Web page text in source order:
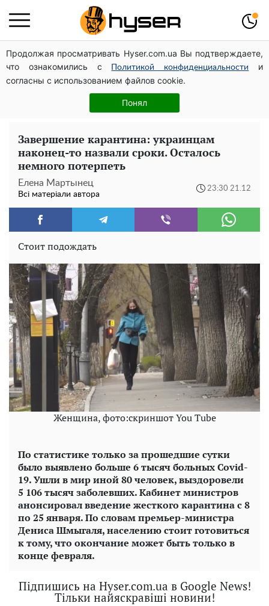
Продолжая просматривать Hyser.com.ua Вы подтверждаете,
что ознакомились с
Политикой конфиденциальности
и
согласны с использованием файлов cookie.
Понял
Гола Олена Тополя у цікавих позах змусила відвисати
щелепи: злив відео – було лише початком
Весь секрет в одній таблетці аспірину: рецепт хрумкої
та соковитої капусти на зиму. Навіть п'яти банок вам
Завершение карантина: украинцам
наконец-то назвали сроки. Осталось
немного потерпеть
Елена Мартынец
Всі матеріали автора
23:30 21.12
Стоит подождать
Женщина, фото:скриншот You Tube
По статистике только за прошедшие сутки
было выявлено больше 6 тысяч больных Сovid-
19. Ушли в мир иной 80 человек, выздоровели
5 106 тысяч заболевших. Кабинет министров
анонсировал введение жесткого карантина с 8
по 25 января. По словам премьер-министра
Дениса Шмыгаля, населению стоит готовиться
к тому, что окончание может быть только в
конце февраля.
Підпишись на Hyser.com.ua в Google News!
Тільки найяскравіші новини!